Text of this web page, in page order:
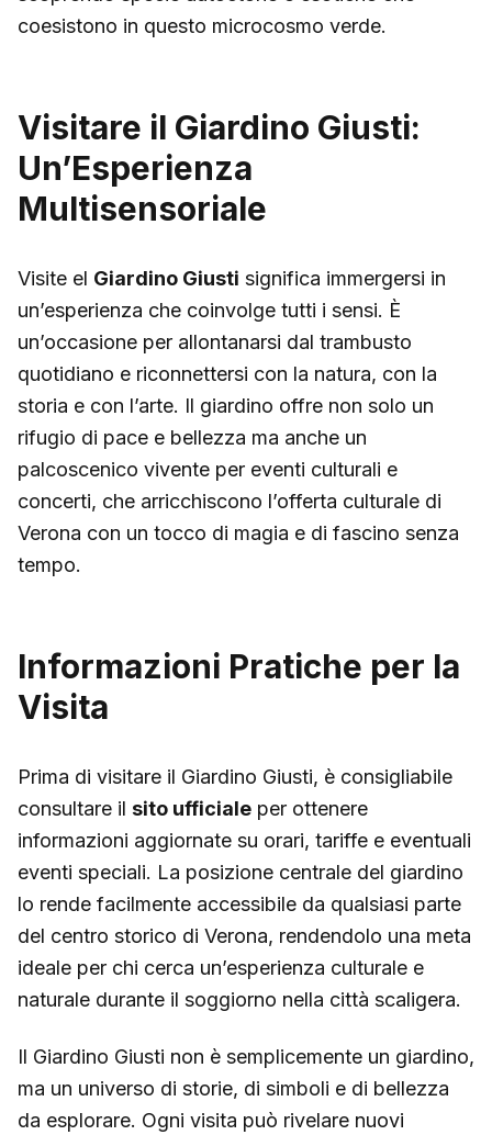
coesistono in questo microcosmo verde.
Visitare il Giardino Giusti:
Un’Esperienza
Multisensoriale
Visite el Giardino Giusti significa immergersi in
un’esperienza che coinvolge tutti i sensi. È
un’occasione per allontanarsi dal trambusto
quotidiano e riconnettersi con la natura, con la
storia e con l’arte. Il giardino offre non solo un
rifugio di pace e bellezza ma anche un
palcoscenico vivente per eventi culturali e
concerti, che arricchiscono l’offerta culturale di
Verona con un tocco di magia e di fascino senza
tempo.
Informazioni Pratiche per la
Visita
Prima di visitare il Giardino Giusti, è consigliabile
consultare il sito ufficiale per ottenere
informazioni aggiornate su orari, tariffe e eventuali
eventi speciali. La posizione centrale del giardino
lo rende facilmente accessibile da qualsiasi parte
del centro storico di Verona, rendendolo una meta
ideale per chi cerca un’esperienza culturale e
naturale durante il soggiorno nella città scaligera.
Il Giardino Giusti non è semplicemente un giardino,
ma un universo di storie, di simboli e di bellezza
da esplorare. Ogni visita può rivelare nuovi